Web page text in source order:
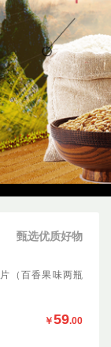
甄选优质好物
（百香果味两瓶
￥59.00